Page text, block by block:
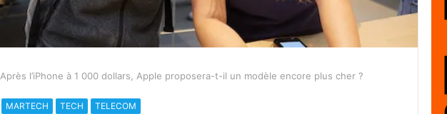
Après l’iPhone à 1 000 dollars, Apple proposera-t-il un modèle encore plus cher ?
MARTECH TECH TELECOM